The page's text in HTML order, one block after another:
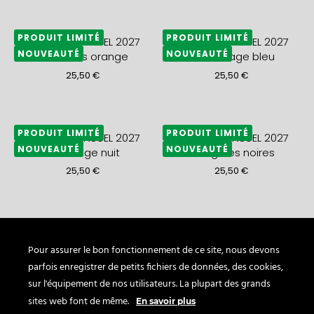
AGENDA MENSUEL 2027
A5+ fleurs orange
25,50 €
PRODUIT LIMITÉ
NOUVEAUTÉ
AGENDA MENSUEL 2027
A5+ tissage bleu
25,50€
PRODUIT LIMITÉ
NOUVEAUTÉ
AGENDA MENSUEL 2027
A5+ neige nuit
25,50 €
PRODUIT LIMITÉ
NOUVEAUTÉ
AGENDA MENSUEL 2027
A5+ grues noires
25,50€
PRODUIT LIMITÉ
NOUVEAUTÉ
A5+ vague or
25,50€
NOUVEAUTÉ
A5+ mer bleue
21,50€
NOUVEAUTÉ
Pour assurer le bon fonctionnement de ce site, nous devons
parfois enregistrer de petits fichiers de données, des cookies,
sur l'équipement de nos utilisateurs. La plupart des grands
sites web font de même.
En savoir plus